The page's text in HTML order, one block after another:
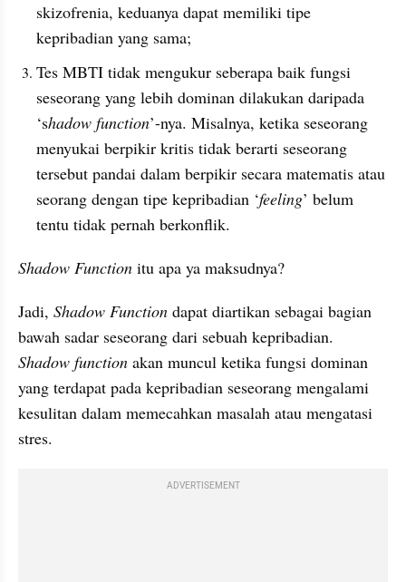
skizofrenia, keduanya dapat memiliki tipe
kepribadian yang sama;
Tes MBTI tidak mengukur seberapa baik fungsi
seseorang yang lebih dominan dilakukan daripada
‘shadow function’-nya. Misalnya, ketika seseorang
menyukai berpikir kritis tidak berarti seseorang
tersebut pandai dalam berpikir secara matematis atau
seorang dengan tipe kepribadian ‘feeling’ belum
tentu tidak pernah berkonflik.
Shadow Function itu apa ya maksudnya?
Jadi, Shadow Function dapat diartikan sebagai bagian
Shadow function akan muncul ketika fungsi dominan
yang terdapat pada kepribadian seseorang mengalami
kesulitan dalam memecahkan masalah atau mengatasi
stres.
ADVERTISEMENT